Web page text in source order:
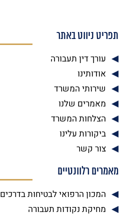
תפריט ניווט באתר
עורך דין תעבורה
אודותינו
שירותי המשרד
מאמרים שלנו
הצלחות המשרד
ביקורות עלינו
צור קשר
מאמרים רלוונטיים
המכון הרפואי לבטיחות בדרכים
מחיקת נקודות תעבורה